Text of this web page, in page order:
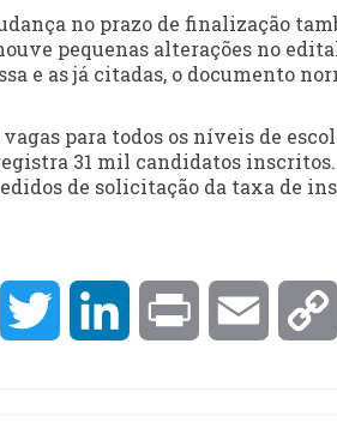
no prazo de finalização
pequenas alterações no
e as já citadas, o documento
vagas para todos os níveis de
31 mil candidatos
de solicitação da taxa de
MessengerTwitter LinkedInPrint Email